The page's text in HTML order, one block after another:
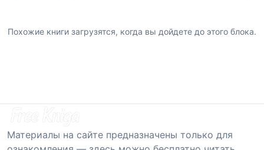
Похожие книги загрузятся, когда вы дойдете до этого блока.
Материалы на сайте предназначены только для